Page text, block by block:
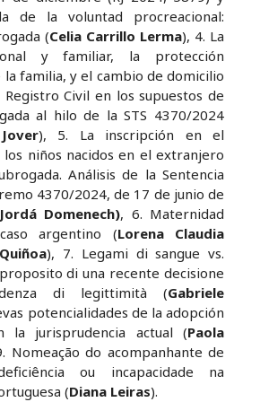
de la voluntad procreacional:
(Celia Carrillo Lerma), 4. La
y familiar, la protección
la familia, y el cambio de domicilio
Civil en los supuestos de
al hilo de la STS 4370/2024
), 5. La inscripción en el
los niños nacidos en el extranjero
Análisis de la Sentencia
4370/2024, de 17 de junio de
Domenech), 6. Maternidad
argentino (Lorena Claudia
), 7. Legami di sangue vs.
di una recente decisione
di legittimità (Gabriele
potencialidades de la adopción
la jurisprudencia actual (Paola
Nomeação do acompanhante de
ou incapacidade na
(Diana Leiras).